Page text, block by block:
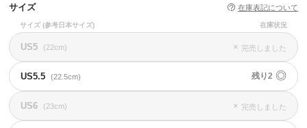
サイズ 在庫表記について
サイズ (参考日本サイズ) 在庫状況
US5 (22cm) × 完売しました
US5.5 (22.5cm) 残り2 ◎
US6 (23cm) × 完売しました